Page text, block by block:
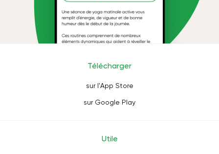
Télécharger
sur l'App Store
sur Google Play
Utile